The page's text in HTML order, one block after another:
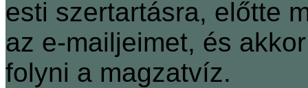
esti szertartásra, előtte
az e-mailjeimet, és
folyni a magzatvíz.